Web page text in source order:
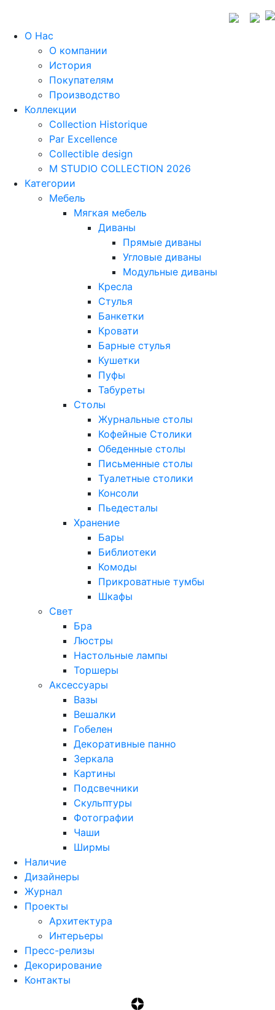
О Нас
О компании
История
Покупателям
Производство
Коллекции
Collection Historique
Par Excellence
Collectible design
M STUDIO COLLECTION 2026
Категории
Мебель
Мягкая мебель
Диваны
Прямые диваны
Угловые диваны
Модульные диваны
Кресла
Стулья
Банкетки
Кровати
Барные стулья
Кушетки
Пуфы
Табуреты
Столы
Журнальные столы
Кофейные Столики
Обеденные столы
Письменные столы
Туалетные столики
Консоли
Пьедесталы
Хранение
Бары
Библиотеки
Комоды
Прикроватные тумбы
Шкафы
Свет
Бра
Люстры
Настольные лампы
Торшеры
Аксессуары
Вазы
Вешалки
Гобелен
Декоративные панно
Зеркала
Картины
Подсвечники
Скульптуры
Фотографии
Чаши
Ширмы
Наличие
Дизайнеры
Журнал
Проекты
Архитектура
Интерьеры
Пресс-релизы
Декорирование
Контакты